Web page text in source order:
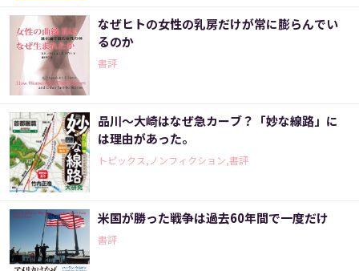
なぜヒトの女性の乳房だけが常に膨らんでい
るのか
書評
品川～大崎はなぜ急カーブ？「妙な線路」に
は理由があった。
トピックス,ノンフィクション,書評
米国が勝った戦争は過去60年間で一度だけ
書評